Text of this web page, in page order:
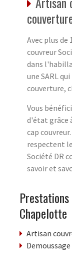
Avec plus
couvreur
dans
une SARL
couverture,
Vous
d'état grâce
cap
respectent
Société DR
savoir et
Chapelotte
Artisan